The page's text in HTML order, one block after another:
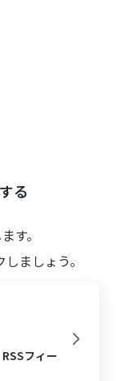
る
す。
ましょう。
フィー